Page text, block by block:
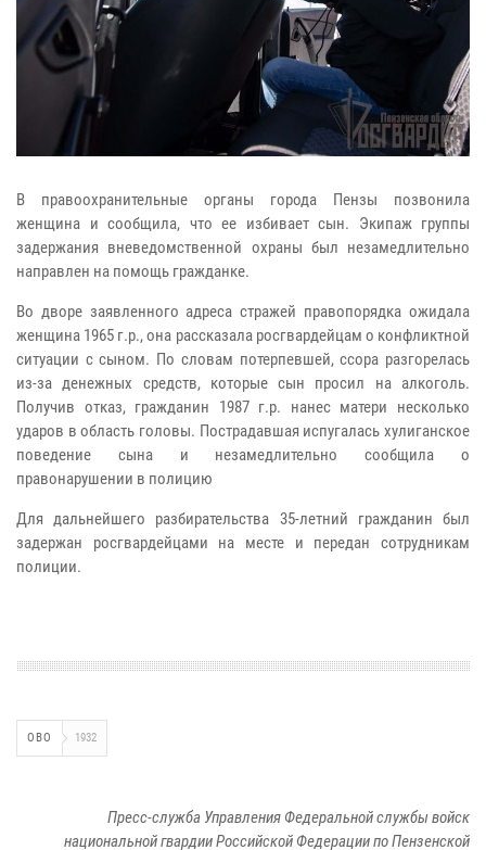
В правоохранительные органы города Пензы позвонила
женщина и сообщила, что ее избивает сын. Экипаж группы
задержания вневедомственной охраны был незамедлительно
направлен на помощь гражданке.
Во дворе заявленного адреса стражей правопорядка ожидала
женщина 1965 г.р., она рассказала росгвардейцам о конфликтной
ситуации с сыном. По словам потерпевшей, ссора разгорелась
из-за денежных средств, которые сын просил на алкоголь.
Получив отказ, гражданин 1987 г.р. нанес матери несколько
ударов в область головы. Пострадавшая испугалась хулиганское
поведение сына и незамедлительно сообщила о
правонарушении в полицию
Для дальнейшего разбирательства 35-летний гражданин был
задержан росгвардейцами на месте и передан сотрудникам
полиции.
ОВО 1932
Пресс-служба Управления Федеральной службы войск
национальной гвардии Российской Федерации по Пензенской